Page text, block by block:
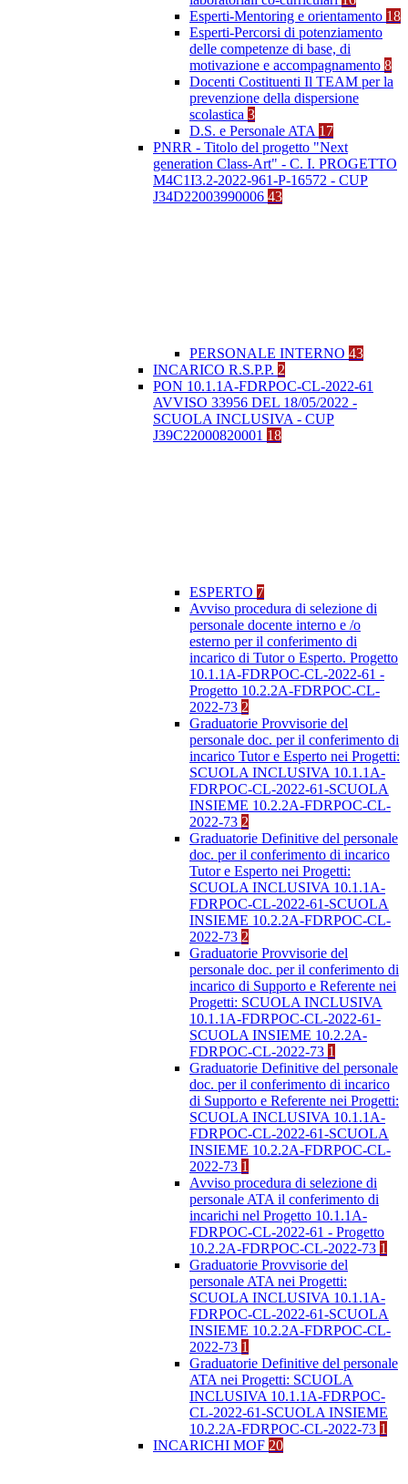
Esperti-Mentoring e orientamento 18
Esperti-Percorsi di potenziamento
delle competenze di base, di
motivazione e accompagnamento 8
Docenti Costituenti Il TEAM per la
prevenzione della dispersione
scolastica 3
D.S. e Personale ATA 17
PNRR - Titolo del progetto "Next
generation Class-Art" - C. I. PROGETTO
M4C1I3.2-2022-961-P-16572 - CUP
J34D22003990006 43
PERSONALE INTERNO 43
INCARICO R.S.P.P. 2
PON 10.1.1A-FDRPOC-CL-2022-61
AVVISO 33956 DEL 18/05/2022 -
SCUOLA INCLUSIVA - CUP
J39C22000820001 18
ESPERTO 7
Avviso procedura di selezione di
personale docente interno e /o
esterno per il conferimento di
incarico di Tutor o Esperto. Progetto
10.1.1A-FDRPOC-CL-2022-61 -
Progetto 10.2.2A-FDRPOC-CL-
2022-73 2
Graduatorie Provvisorie del
personale doc. per il conferimento di
incarico Tutor e Esperto nei Progetti:
SCUOLA INCLUSIVA 10.1.1A-
FDRPOC-CL-2022-61-SCUOLA
INSIEME 10.2.2A-FDRPOC-CL-
2022-73 2
Graduatorie Definitive del personale
doc. per il conferimento di incarico
Tutor e Esperto nei Progetti:
SCUOLA INCLUSIVA 10.1.1A-
FDRPOC-CL-2022-61-SCUOLA
INSIEME 10.2.2A-FDRPOC-CL-
2022-73 2
Graduatorie Provvisorie del
personale doc. per il conferimento di
incarico di Supporto e Referente nei
Progetti: SCUOLA INCLUSIVA
10.1.1A-FDRPOC-CL-2022-61-
SCUOLA INSIEME 10.2.2A-
FDRPOC-CL-2022-73 1
Graduatorie Definitive del personale
doc. per il conferimento di incarico
di Supporto e Referente nei Progetti:
SCUOLA INCLUSIVA 10.1.1A-
FDRPOC-CL-2022-61-SCUOLA
INSIEME 10.2.2A-FDRPOC-CL-
2022-73 1
Avviso procedura di selezione di
personale ATA il conferimento di
incarichi nel Progetto 10.1.1A-
FDRPOC-CL-2022-61 - Progetto
10.2.2A-FDRPOC-CL-2022-73 1
Graduatorie Provvisorie del
personale ATA nei Progetti:
SCUOLA INCLUSIVA 10.1.1A-
FDRPOC-CL-2022-61-SCUOLA
INSIEME 10.2.2A-FDRPOC-CL-
2022-73 1
Graduatorie Definitive del personale
ATA nei Progetti: SCUOLA
INCLUSIVA 10.1.1A-FDRPOC-
CL-2022-61-SCUOLA INSIEME
10.2.2A-FDRPOC-CL-2022-73 1
INCARICHI MOF 20